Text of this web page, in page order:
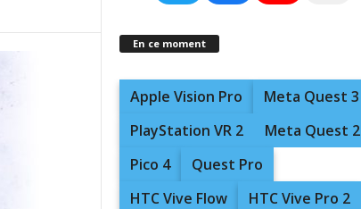
En ce moment
Apple Vision Pro
Meta Quest 3
PlayStation VR 2
Meta Quest 2
Pico 4
Quest Pro
HTC Vive Flow
HTC Vive Pro 2